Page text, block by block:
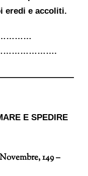
eredi e accoliti.
ESPEDIRE
149 –